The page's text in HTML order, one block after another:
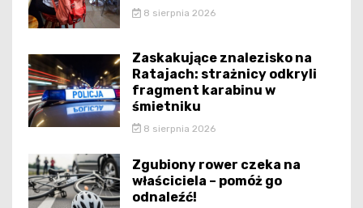
8 sierpnia 2026
Zaskakujące znalezisko na
Ratajach: strażnicy odkryli
fragment karabinu w
śmietniku
8 sierpnia 2026
Zgubiony rower czeka na
właściciela – pomóż go
odnaleźć!